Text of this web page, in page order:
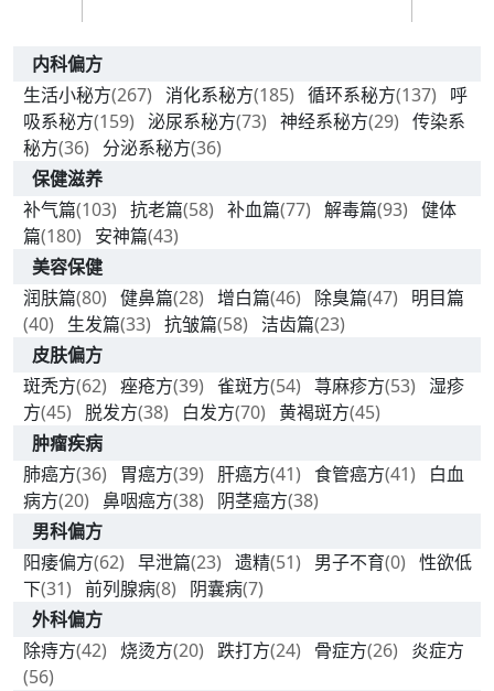
内科偏方
生活小秘方(267) 消化系秘方(185) 循环系秘方(137)
呼
吸系秘方(159) 泌尿系秘方(73) 神经系秘方(29) 传染系
秘方(36) 分泌系秘方(36)
保健滋养
补气篇(103) 抗老篇(58) 补血篇(77) 解毒篇(93) 健体
篇(180) 安神篇(43)
美容保健
润肤篇(80) 健鼻篇(28) 增白篇(46) 除臭篇(47)
明目篇
(40)
生发篇(33) 抗皱篇(58) 洁齿篇(23)
皮肤偏方
斑秃方(62) 痤疮方(39) 雀斑方(54) 荨麻疹方(53)
湿疹
方(45) 脱发方(38) 白发方(70) 黄褐斑方(45)
肿瘤疾病
肺癌方(36) 胃癌方(39) 肝癌方(41) 食管癌方(41)
白血
病方(20) 鼻咽癌方(38) 阴茎癌方(38)
男科偏方
阳痿偏方(62) 早泄篇(23) 遗精(51) 男子不育(0) 性欲低
下(31) 前列腺病(8) 阴囊病(7)
外科偏方
除痔方(42) 烧烫方(20) 跌打方(24) 骨症方(26)
炎症方
(56)